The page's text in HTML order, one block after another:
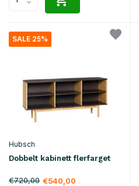
SALE 25%
Hubsch
Dobbelt kabinett flerfarget
€720,00 €540,00